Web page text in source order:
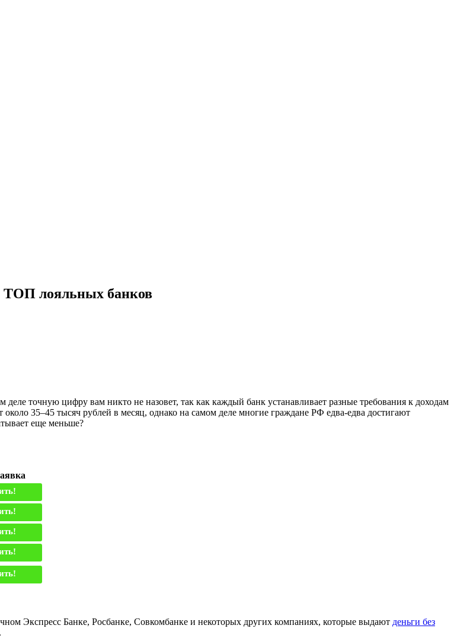
ТОП лояльных банков
точную цифру вам никто не назовет, так как каждый банк устанавливает разные требования к доходам
около 35–45 тысяч рублей в месяц, однако на самом деле многие граждане РФ едва-едва достигают
еще меньше?
Экспресс Банке, Росбанке, Совкомбанке и некоторых других компаниях, которые выдают деньги без